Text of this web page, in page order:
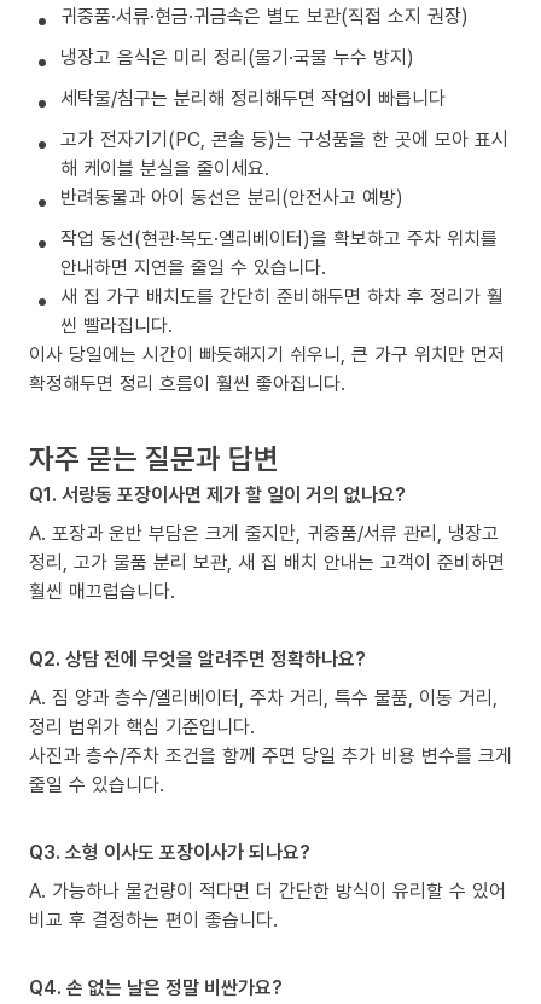
귀중품·서류·현금·귀금속은 별도 보관(직접 소지 권장)
냉장고 음식은 미리 정리(물기·국물 누수 방지)
세탁물/침구는 분리해 정리해두면 작업이 빠릅니다
고가 전자기기(PC, 콘솔 등)는 구성품을 한 곳에 모아 표시
해 케이블 분실을 줄이세요.
반려동물과 아이 동선은 분리(안전사고 예방)
작업 동선(현관·복도·엘리베이터)을 확보하고 주차 위치를
안내하면 지연을 줄일 수 있습니다.
새 집 가구 배치도를 간단히 준비해두면 하차 후 정리가 훨
씬 빨라집니다.
이사 당일에는 시간이 빠듯해지기 쉬우니, 큰 가구 위치만 먼저
확정해두면 정리 흐름이 훨씬 좋아집니다.
자주 묻는 질문과 답변
Q1. 서랑동 포장이사면 제가 할 일이 거의 없나요?
A. 포장과 운반 부담은 크게 줄지만, 귀중품/서류 관리, 냉장고
정리, 고가 물품 분리 보관, 새 집 배치 안내는 고객이 준비하면
훨씬 매끄럽습니다.
Q2. 상담 전에 무엇을 알려주면 정확하나요?
A. 짐 양과 층수/엘리베이터, 주차 거리, 특수 물품, 이동 거리,
정리 범위가 핵심 기준입니다.
사진과 층수/주차 조건을 함께 주면 당일 추가 비용 변수를 크게
줄일 수 있습니다.
Q3. 소형 이사도 포장이사가 되나요?
A. 가능하나 물건량이 적다면 더 간단한 방식이 유리할 수 있어
비교 후 결정하는 편이 좋습니다.
Q4. 손 없는 날은 정말 비싼가요?